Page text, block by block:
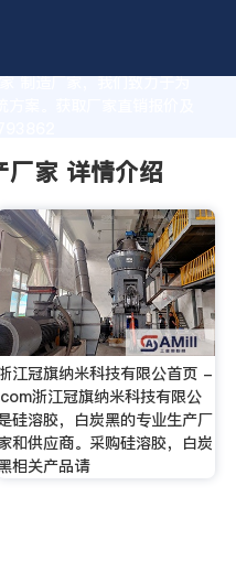
制造厂家，我们致力于为
案。获取厂家直销报价及
厂家 详情介绍
江冠旗纳米科技有限公首页 -
浙江冠旗纳米科技有限公
硅溶胶，白炭黑的专业生产厂
和供应商。采购硅溶胶，白炭
相关产品请